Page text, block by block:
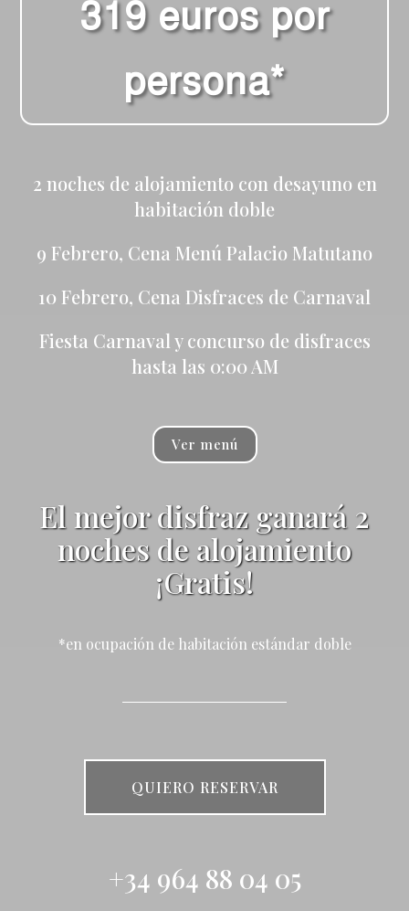
319 euros por
persona*
2 noches de alojamiento con desayuno en
habitación doble
9 Febrero, Cena Menú Palacio Matutano
10 Febrero, Cena Disfraces de Carnaval
Fiesta Carnaval y concurso de disfraces
hasta las 0:00 AM
Ver menú
El mejor disfraz ganará 2
noches de alojamiento
¡Gratis!
*en ocupación de habitación estándar doble
QUIERO RESERVAR
+34 964 88 04 05